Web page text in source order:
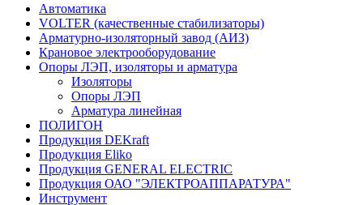
Автоматика
VOLTER (качественные стабилизаторы)
Арматурно-изоляторный завод (АИЗ)
Крановое электрооборудование
Опоры ЛЭП, изоляторы и арматура
Изоляторы
Опоры ЛЭП
Арматура линейная
ПОЛИГОН
Продукция DEKraft
Продукция Eliko
Продукция GENERAL ELECTRIC
Продукция ОАО "ЭЛЕКТРОАППАРАТУРА"
Инструмент